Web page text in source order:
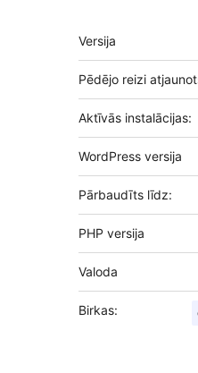
Meta
Versija
Pēdējo reizi
Aktīvās instalācijas:
WordPress versija
Pārbaudīts līdz:
PHP versija
Valoda
Birkas: